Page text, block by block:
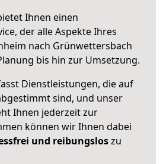
Ihnen einen
der alle Aspekte Ihres
nach Grünwettersbach
bis hin zur Umsetzung.
Dienstleistungen, die auf
sind, und unser
Ihnen jederzeit zur
können wir Ihnen dabei
und reibungsloszu